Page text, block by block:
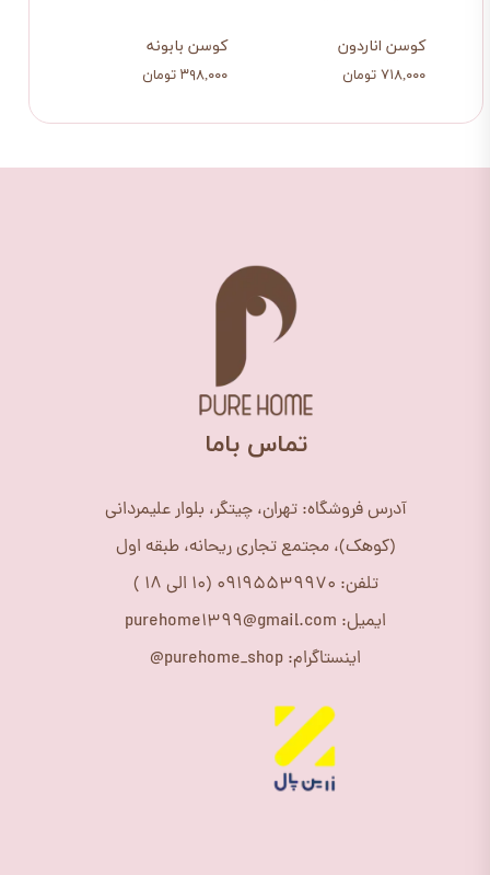
کوسن بابونه
۳۹۸,۰۰۰ تومان
کوسن اناردون
۷۱۸,۰۰۰ تومان
​تماس باما
آدرس فروشگاه: تهران، چیتگر، بلوار علیمردانی
(کوهک)، مجتمع تجاری ریحانه، طبقه اول
تلفن: 09195539970 (10 الی 18 )
ایمیل: purehome1399@gmail.com
اینستاگرام: purehome_shop@